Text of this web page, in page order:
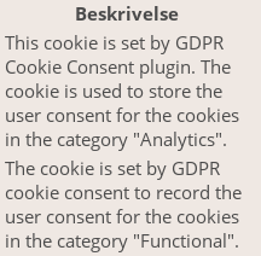
Beskrivelse
This cookie is set by GDPR
Cookie Consent plugin. The
cookie is used to store the
user consent for the cookies
in the category "Analytics".
The cookie is set by GDPR
cookie consent to record the
user consent for the cookies
in the category "Functional".